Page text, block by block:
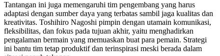
Tantangan ini juga memengaruhi tim pengembang yang harus
adaptasi dengan sumber daya yang terbatas sambil jaga kualitas dan
kreativitas. Toshihiro Nagoshi pimpin dengan utamain komunikasi,
fleksibilitas, dan fokus pada tujuan akhir, yaitu menghadirkan
pengalaman bermain yang memuaskan buat para pemain. Strategi
ini bantu tim tetap produktif dan terinspirasi meski berada dalam